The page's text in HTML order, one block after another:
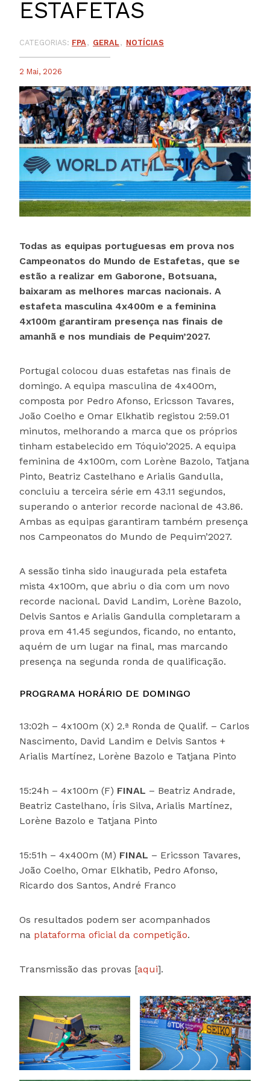
ESTAFETAS
CATEGORIAS: FPA GERAL NOTÍCIAS
2 Mai, 2026
Todas as equipas portuguesas em prova nos
Campeonatos do Mundo de Estafetas, que se
estão a realizar em Gaborone, Botsuana,
baixaram as melhores marcas nacionais. A
estafeta masculina 4x400m e a feminina
4x100m garantiram presença nas finais de
amanhã e nos mundiais de Pequim’2027.
Portugal colocou duas estafetas nas finais de
domingo. A equipa masculina de 4x400m,
composta por Pedro Afonso, Ericsson Tavares,
João Coelho e Omar Elkhatib registou 2:59.01
minutos, melhorando a marca que os próprios
tinham estabelecido em Tóquio’2025. A equipa
feminina de 4x100m, com Lorène Bazolo, Tatjana
Pinto, Beatriz Castelhano e Arialis Gandulla,
concluiu a terceira série em 43.11 segundos,
superando o anterior recorde nacional de 43.86.
Ambas as equipas garantiram também presença
nos Campeonatos do Mundo de Pequim’2027.
A sessão tinha sido inaugurada pela estafeta
mista 4x100m, que abriu o dia com um novo
recorde nacional. David Landim, Lorène Bazolo,
Delvis Santos e Arialis Gandulla completaram a
prova em 41.45 segundos, ficando, no entanto,
aquém de um lugar na final, mas marcando
presença na segunda ronda de qualificação.
PROGRAMA HORÁRIO DE DOMINGO
13:02h – 4x100m (X) 2.ª Ronda de Qualif. – Carlos
Nascimento, David Landim e Delvis Santos +
Arialis Martínez, Lorène Bazolo e Tatjana Pinto
15:24h – 4x100m (F) FINAL – Beatriz Andrade,
Beatriz Castelhano, Íris Silva, Arialis Martínez,
Lorène Bazolo e Tatjana Pinto
15:51h – 4x400m (M) FINAL – Ericsson Tavares,
João Coelho, Omar Elkhatib, Pedro Afonso,
Ricardo dos Santos, André Franco
Os resultados podem ser acompanhados
na plataforma oficial da competição.
Transmissão das provas [aqui].